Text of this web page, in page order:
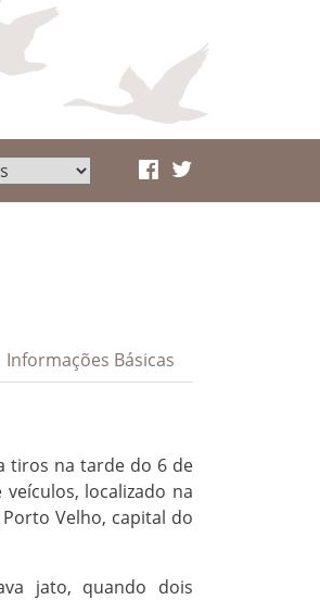
Informações Básicas
tiros na tarde do 6 de
localizado na
Velho, capital do
jato, quando dois